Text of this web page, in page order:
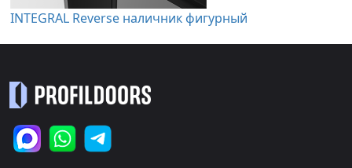
INTEGRAL Reverse наличник фигурный